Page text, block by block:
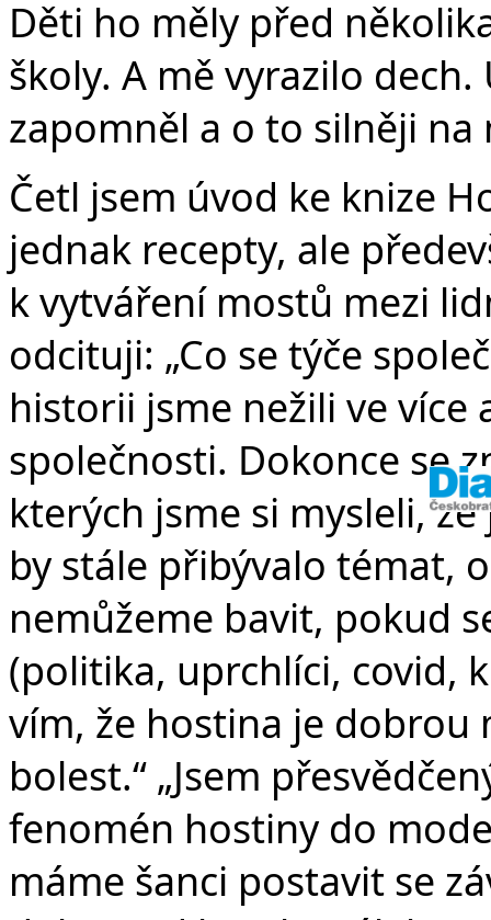
Děti ho měly před
školy. A mě vyrazilo
zapomněl a o to silněji na
Četl jsem úvod ke knize
jednak recepty, ale
k vytváření mostů mezi
odcituji: „Co se týče
historii jsme nežili ve více
společnosti. Dokonce se
kterých jsme si mysleli,
by stále přibývalo témat,
nemůžeme bavit, pokud
(politika, uprchlíci, covid,
vím, že hostina je
bolest.“ „Jsem
fenomén hostiny do
máme šanci postavit se